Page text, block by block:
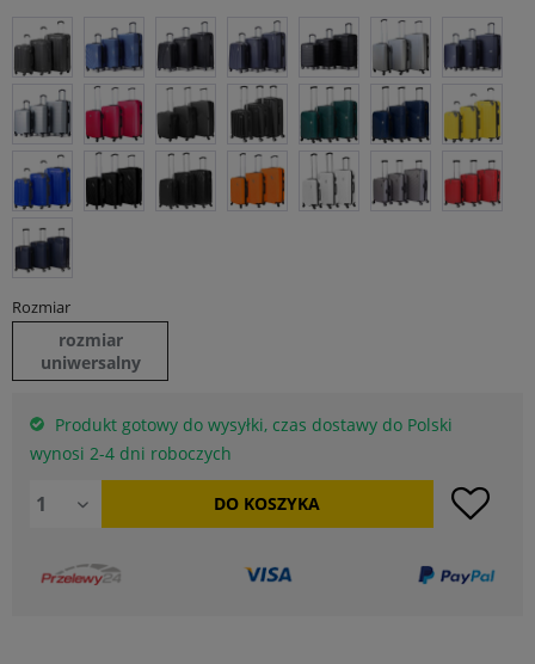
Rozmiar
rozmiar
uniwersalny
Produkt gotowy do wysyłki, czas dostawy do Polski
wynosi 2-4 dni roboczych
DO KOSZYKA